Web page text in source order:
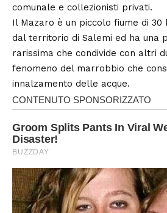
comunale e collezionisti privati.
Il Mazaro è un piccolo fiume di
dal territorio di Salemi ed ha una
rarissima che condivide con altri
fenomeno del marrobbio che
innalzamento delle acque.